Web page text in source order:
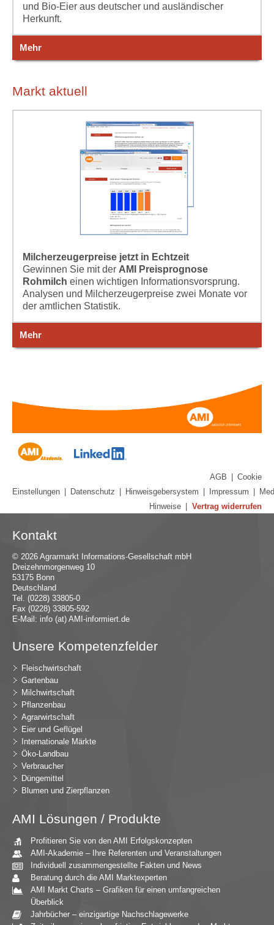
und Bio-Eier aus deutscher und ausländischer
Herkunft.
Mehr
Markt aktuell
Milcherzeugerpreise jetzt in Echtzeit
Gewinnen Sie mit der AMI Preisprognose
Rohmilch einen wichtigen Informationsvorsprung.
Analysen und Milcherzeugerpreise zwei Monate vor
der amtlichen Statistik.
Mehr
AGB
Cookie
Einstellungen
Datenschutz Hinweisgebersystem Impressum
Hinweise
Vertrag widerrufen
Kontakt
© 2026 Agrarmarkt Informations-Gesellschaft mbH
Dreizehnmorgenweg 10
53175 Bonn
Deutschland
Tel. (0228) 33805-0
Fax (0228) 33805-592
E-Mail: info (at) AMI-informiert.de
Unsere Kompetenzfelder
Fleischwirtschaft
Gartenbau
Milchwirtschaft
Pflanzenbau
Agrarwirtschaft
Eier und Geflügel
Internationale Märkte
Öko-Landbau
Verbraucher
Düngemittel
Blumen und Zierpflanzen
AMI Lösungen / Produkte
Profitieren Sie von den AMI Erfolgskonzepten
AMI-Akademie – Ihre Referenten und Veranstaltungen
Individuell zusammengestellte Fakten und News
Beratung durch die AMI Marktexperten
AMI Markt Charts – Grafiken für einen umfangreichen
Überblick
Jahrbücher – einzigartige Nachschlagewerke